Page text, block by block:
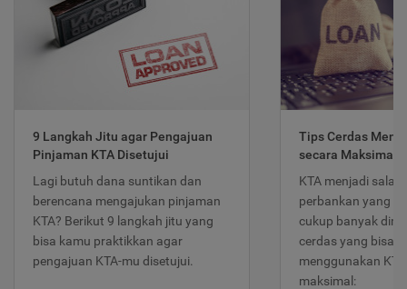
9 Langkah Jitu agar Pengajuan
Pinjaman KTA Disetujui
Lagi butuh dana suntikan dan
berencana mengajukan pinjaman
KTA? Berikut 9 langkah jitu yang
bisa kamu praktikkan agar
pengajuan KTA-mu disetujui.
Tips Cerdas
secara Maksimal
KTA menjadi
perbankan yang
cukup banyak
cerdas yang bisa
menggunakan
maksimal: